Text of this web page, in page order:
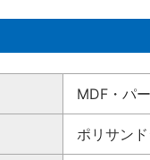
MDF・パ
ポリサン